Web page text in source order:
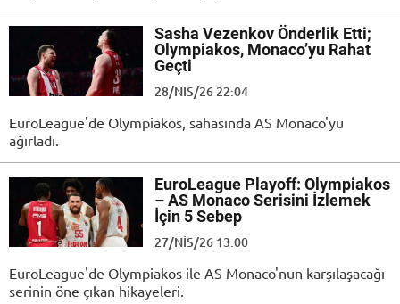
Sasha Vezenkov Önderlik Etti;
Olympiakos, Monaco’yu Rahat
Geçti
28/NIS/26 22:04
EuroLeague'de Olympiakos, sahasında AS Monaco'yu
ağırladı.
EuroLeague Playoff: Olympiakos
– AS Monaco Serisini İzlemek
İçin 5 Sebep
27/NIS/26 13:00
EuroLeague'de Olympiakos ile AS Monaco'nun karşılaşacağı
serinin öne çıkan hikayeleri.